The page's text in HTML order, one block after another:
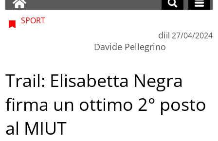
SPORT
di
Davide Pellegrino
il 27/04/2024
Trail: Elisabetta Negra
firma un ottimo 2° posto
al MIUT